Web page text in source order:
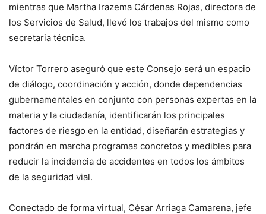
mientras que Martha Irazema Cárdenas Rojas, directora de
los Servicios de Salud, llevó los trabajos del mismo como
secretaria técnica.
Víctor Torrero aseguró que este Consejo será un espacio
de diálogo, coordinación y acción, donde dependencias
gubernamentales en conjunto con personas expertas en la
materia y la ciudadanía, identificarán los principales
factores de riesgo en la entidad, diseñarán estrategias y
pondrán en marcha programas concretos y medibles para
reducir la incidencia de accidentes en todos los ámbitos
de la seguridad vial.
Conectado de forma virtual, César Arriaga Camarena, jefe